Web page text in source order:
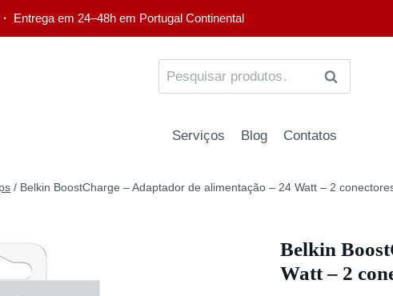
Entrega em 24–48h em Portugal Continental
PESQUISA
Serviços Blog Contatos
/ Belkin BoostCharge – Adaptador de alimentação – 24 Watt – 2
Belkin
Watt – 2